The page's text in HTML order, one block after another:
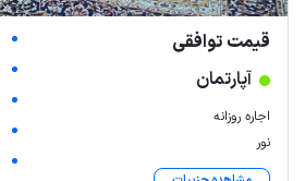
قیمت توافقی
آپارتمان
اجاره روزانه
نور